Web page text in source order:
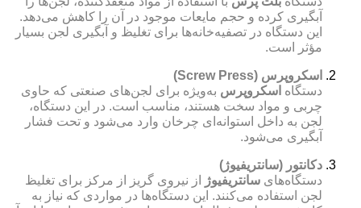
آبگیری کرده و حجم مایعات موجود در آن را کاهش می‌دهد.
این دستگاه در تصفیه‌خانه‌ها برای تغلیظ و آبگیری لجن بسیار
مؤثر است.
اسکروپرس (Screw Press)
دستگاه اسکروپرس به‌ویژه برای لجن‌های صنعتی که حاوی
چربی و مواد سخت هستند، مناسب است. در این دستگاه،
لجن به داخل استوانه‌ای چرخان وارد می‌شود و تحت فشار
آبگیری می‌شود.
دکانتور (سانتریفیوژ)
دستگاه‌های سانتریفیوژ
از نیروی گریز از مرکز برای تغلیظ
لجن استفاده می‌کنند. این دستگاه‌ها در مواردی که نیاز به